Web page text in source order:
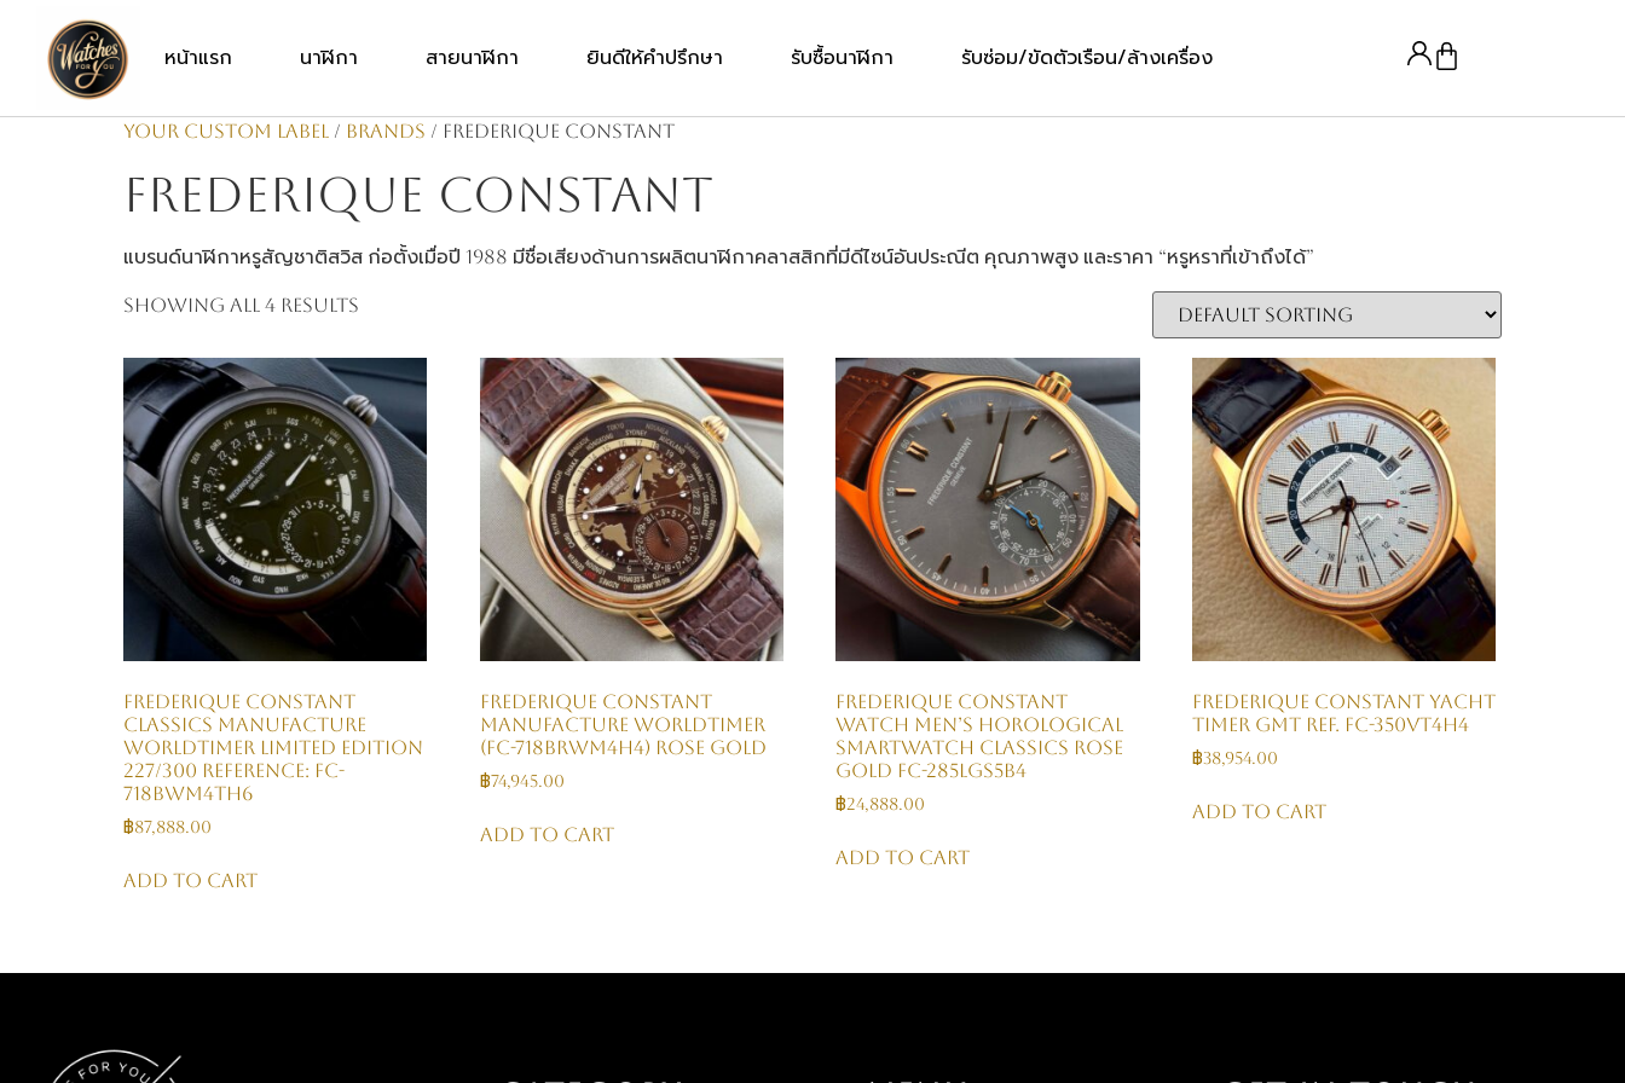
หน้าแรก นาฬิกา สายนาฬิกา ยินดีให้คำปรึกษา รับซื้อนาฬิกา รับซ่อม/ขัดตัวเรือน/ล้างเครื่อง
Your Custom Label / Brands / Frederique Constant
Frederique Constant
แบรนด์นาฬิกาหรูสัญชาติสวิส ก่อตั้งเมื่อปี 1988 มีชื่อเสียงด้านการผลิตนาฬิกาคลาสสิกที่มีดีไซน์อันประณีต คุณภาพสูง และราคา “หรูหราที่เข้าถึงได้”
Showing all 4 results
Frederique Constant
Classics Manufacture
Worldtimer Limited Edition
227/300 Reference: FC-
718BWM4TH6
฿87,888.00
Add to cart
Frederique Constant
Manufacture Worldtimer
(FC-718BRWM4H4) Rose Gold
฿74,945.00
Add to cart
Frederique Constant
Watch Men’s Horological
Smartwatch Classics Rose
Gold FC-285LGS5B4
฿24,888.00
Add to cart
FREDERIQUE CONSTANT Yacht
Timer GMT Ref. FC-350VT4H4
฿38,954.00
Add to cart